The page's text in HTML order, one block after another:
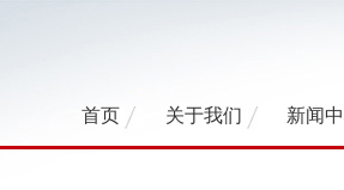
首页 关于我们 新闻